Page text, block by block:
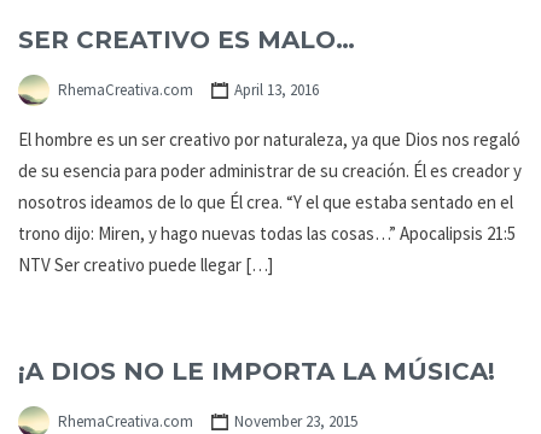
SER CREATIVO ES MALO…
RhemaCreativa.com April 13, 2016
El hombre es un ser creativo por naturaleza, ya que Dios nos regaló
de su esencia para poder administrar de su creación. Él es creador y
nosotros ideamos de lo que Él crea. “Y el que estaba sentado en el
trono dijo: Miren, y hago nuevas todas las cosas…” Apocalipsis 21:5
NTV Ser creativo puede llegar […]
¡A DIOS NO LE IMPORTA LA MÚSICA!
RhemaCreativa.com November 23, 2015